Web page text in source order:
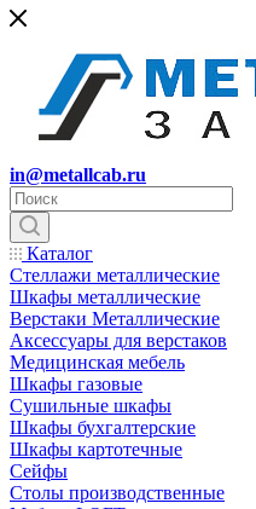
in@metallcab.ru
Каталог
Стеллажи металлические
Шкафы металлические
Верстаки Металлические
Аксессуары для верстаков
Медицинская мебель
Шкафы газовые
Сушильные шкафы
Шкафы бухгалтерские
Шкафы картотечные
Сейфы
Столы производственные